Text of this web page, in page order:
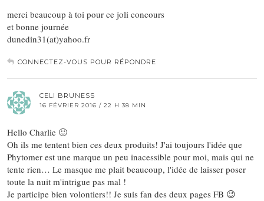
merci beaucoup à toi pour ce joli concours
et bonne journée
dunedin31(at)yahoo.fr
CONNECTEZ-VOUS POUR RÉPONDRE
CELI BRUNESS
16 FÉVRIER 2016 / 22 H 38 MIN
Hello Charlie 🙂
Oh ils me tentent bien ces deux produits! J'ai toujours l'idée que
Phytomer est une marque un peu inacessible pour moi, mais qui ne
tente rien… Le masque me plait beaucoup, l'idée de laisser poser
toute la nuit m'intrigue pas mal !
Je participe bien volontiers!! Je suis fan des deux pages FB 😉